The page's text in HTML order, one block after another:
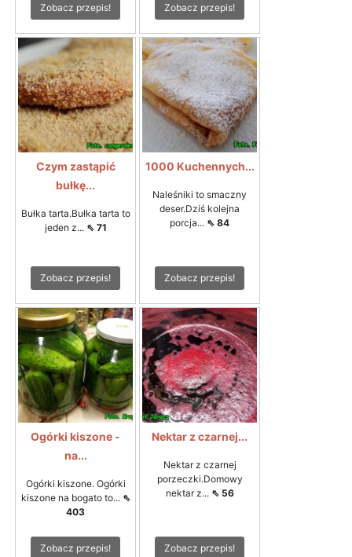
Zobacz przepis! Zobacz przepis!
Czym zastąpić
bułkę...
Bułka tarta.Bułka tarta to
jeden z... ⇖ 71
Zobacz przepis!
1000 Kuchennych...
Naleśniki to smaczny
deser.Dziś kolejna
porcja... ⇖ 84
Zobacz przepis!
Ogórki kiszone -
na...
Ogórki kiszone. Ogórki
kiszone na bogato to... ⇖
403
Zobacz przepis!
Nektar z czarnej...
Nektar z czarnej
porzeczki.Domowy
nektar z... ⇖ 56
Zobacz przepis!